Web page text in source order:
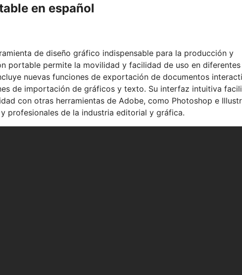
en español
de diseño gráfico indispensable para la producción y
portable permite la movilidad y facilidad de uso en diferentes
nuevas funciones de exportación de documentos
de importación de gráficos y texto. Su interfaz intuitiva
con otras herramientas de Adobe, como Photoshop e
profesionales de la industria editorial y gráfica.